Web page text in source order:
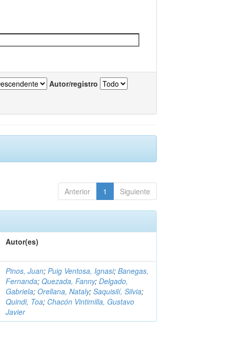
Autor/registro
Anterior 1 Siguiente
Autor(es)
Pinos, Juan;Puig Ventosa, Ignasi;Banegas,
Fernanda;Quezada, Fanny;Delgado,
Gabriela;Orellana, Nataly;Saquisilí, Silvia;
Quindi, Toa; Chacón Vintimilla, Gustavo
Javier